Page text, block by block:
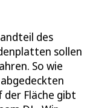
des
sollen
So wie
der Fläche gibt